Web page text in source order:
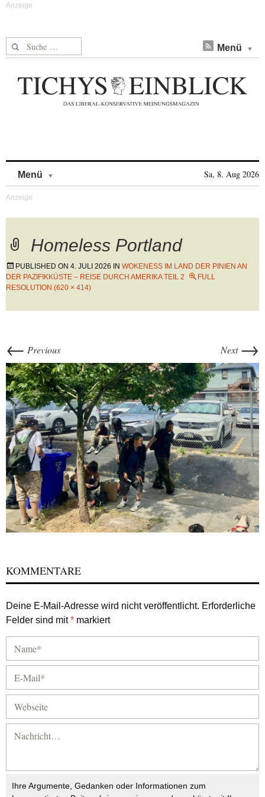
Suche nach: Menü
Menü Sa, 8. Aug 2026
Homeless Portland
PUBLISHED ON 4. JULI 2026 IN WOKENESS IM LAND DER PINIEN AN
DER PAZIFIKKÜSTE – REISE DURCH AMERIKA TEIL 2
FULL
RESOLUTION (620 × 414)
← Previous Next →
KOMMENTARE
Deine E-Mail-Adresse wird nicht veröffentlicht. Erforderliche
Felder sind mit* markiert
Ihre Argumente, Gedanken oder Informationen zum